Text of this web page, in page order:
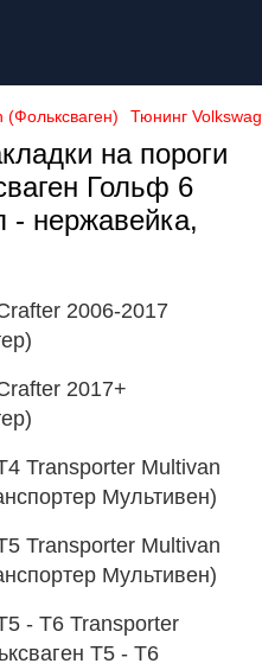
(Фольксваген) Тюнинг
на пороги
Гольф 6
- нержавейка,
2006-2017
2017+
Transporter Multivan
Мультивен)
Transporter Multivan
Мультивен)
- T6 Transporter
Т5 - Т6